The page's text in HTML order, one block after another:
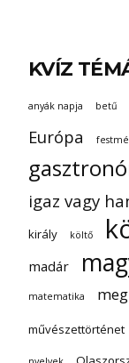
KVÍZ
anyák napja betű
Európa
igaz vagy
király költő
madár
matematika
művészettörténet